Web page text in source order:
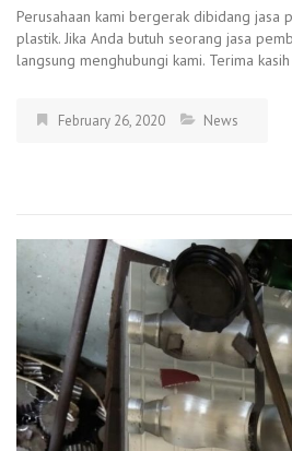
Perusahaan kami bergerak dibidang jasa
plastik. Jika Anda butuh seorang jasa
langsung menghubungi kami. Terima kasih
February 26, 2020 News